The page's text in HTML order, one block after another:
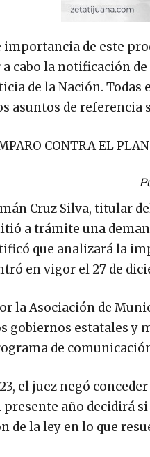
importancia de este
cabo la notificación
de la Nación.
asuntos de
CONTRA EL
Cruz Silva, titular
a trámite una
que analizará la
en vigor el 27 de
la Asociación de
gobiernos estatales y
de
el juez negó
presente año decidirá
la ley en lo que